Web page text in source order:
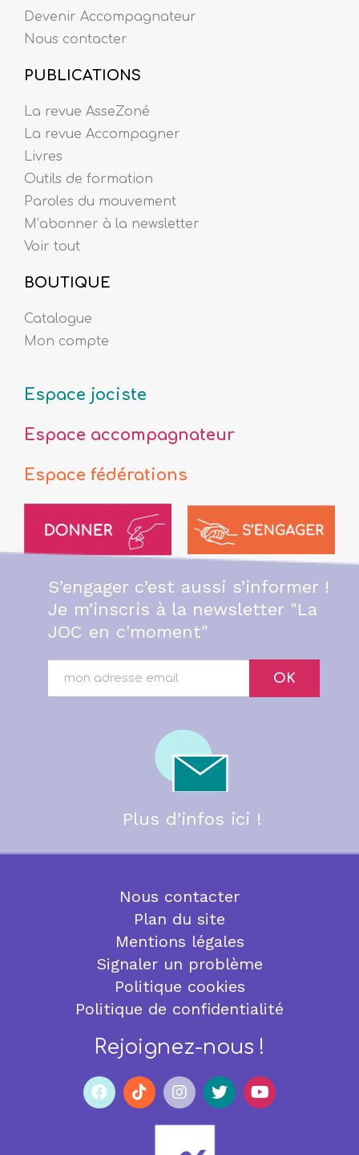
Devenir Accompagnateur
Nous contacter
PUBLICATIONS
La revue AsseZoné
La revue Accompagner
Livres
Outils de formation
Paroles du mouvement
M’abonner à la newsletter
Voir tout
BOUTIQUE
Catalogue
Mon compte
Espace jociste
Espace accompagnateur
Espace fédérations
S’engager c’est aussi s’informer !
Je m’inscris à la newsletter "La
JOC en c'moment"
OK
Plus d’infos ici !
Nous contacter
Plan du site
Mentions légales
Signaler un problème
Politique cookies
Politique de confidentialité
Rejoignez-nous !